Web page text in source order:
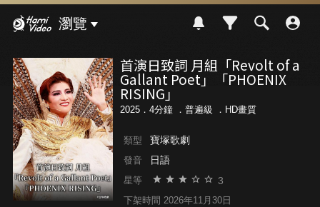
瀏覽
首演日致詞 月組「Revolt of a
Gallant Poet」「PHOENIX
RISING」
2025．4分鐘 ． 普遍級 ．HD畫質
類型 寶塚歌劇
發音 日語
星等 3
下架時間 2026年11月30日